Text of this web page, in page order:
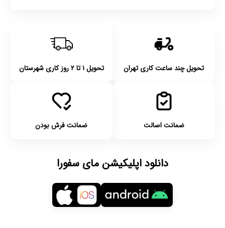
تحویل چند ساعت کاری تهران تحویل ۱ تا ۲ روز کاری شهرستان
ضمانت اصالت ضمانت فرش بودن
دانلود اپلیکیشن مای سفورا